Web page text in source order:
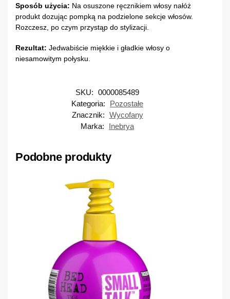
Sposób użycia: Na osuszone ręcznikiem włosy nałóż
produkt dozując pompką na podzielone sekcje włosów.
Rozczesz, po czym przystąp do stylizacji.
Rezultat: Jedwabiście miękkie i gładkie włosy o
niesamowitym połysku.
SKU: 0000085489
Kategoria:
Pozostałe
Znacznik: Wycofany
Marka:
Inebrya
Podobne produkty